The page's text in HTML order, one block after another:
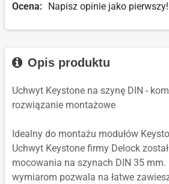
Ocena: Napisz opinie jako pierwszy!
Opis produktu
Uchwyt Keystone na szynę DIN -
rozwiązanie montażowe
Idealny do montażu modułów
Uchwyt Keystone firmy Delock
mocowania na szynach DIN 35
wymiarom pozwala na łatwe